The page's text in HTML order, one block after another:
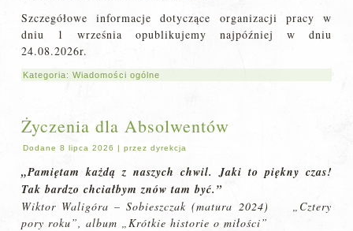
Szczegółowe informacje dotyczące organizacji pracy w
dniu 1 września opublikujemy najpóźniej w dniu
24.08.2026r.
Kategoria:Wiadomości ogólne
Życzenia dla Absolwentów
Dodane 8 lipca 2026 |przez dyrekcja
„Pamiętam każdą z naszych chwil. Jaki to piękny czas!
Tak bardzo chciałbym znów tam być.”
Wiktor Waligóra – Sobieszczak (matura 2024) „Cztery
pory roku”, album „Krótkie historie o miłości”